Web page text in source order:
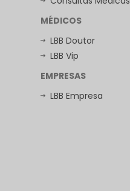
MÉDICOS
LBB Doutor
LBB Vip
EMPRESAS
LBB Empresa